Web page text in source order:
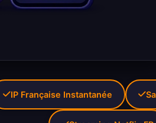
IP Française Instantanée